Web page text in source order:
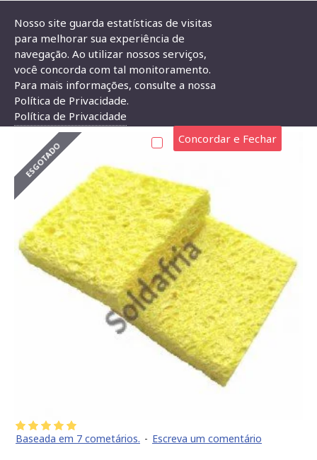
Marca Suetoku Esponja Vegetal EV-UN2 Com 2 Unidades
ESPONJA VEGETAL EV-UN2 COM 2 UNIDADES
ESGOTADO
Baseada em 7 cometários. - Escreva um comentário
Nosso site guarda estatísticas de visitas
para melhorar sua experiência de
navegação. Ao utilizar nossos serviços,
você concorda com tal monitoramento.
Para mais informações, consulte a nossa
Política de Privacidade.
Política de Privacidade
Concordar e Fechar